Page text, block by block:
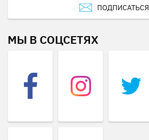
ПОДПИСАТЬСЯ
МЫ В СОЦСЕТЯХ